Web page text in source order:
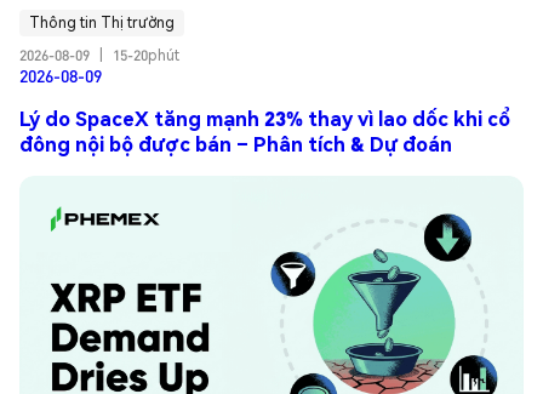
Thông tin Thị trường
2026-08-09
15-20phút
2026-08-09
Lý do SpaceX tăng mạnh 23% thay vì lao dốc khi cổ
đông nội bộ được bán – Phân tích & Dự đoán